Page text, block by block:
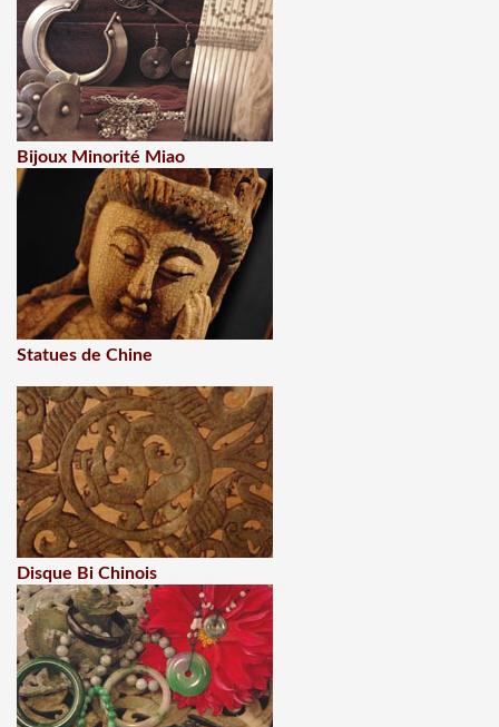
Bijoux Minorité Miao
Statues de Chine
Disque Bi Chinois